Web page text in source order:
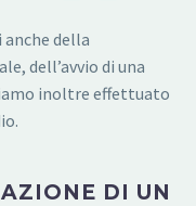
della
dell’avvio di una
inoltre effettuato
DI UN